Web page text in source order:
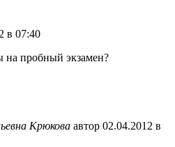
в 07:40
на пробный экзамен?
Крюкова автор 02.04.2012 в